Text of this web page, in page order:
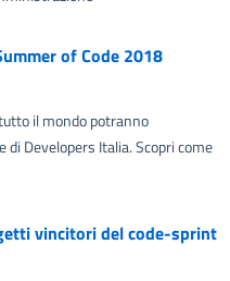
of Code 2018
il mondo potranno
Developers Italia. Scopri come
vincitori del code-sprint